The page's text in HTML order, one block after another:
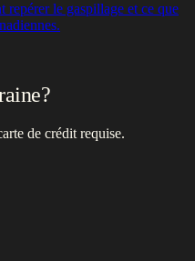
de crédit requise.